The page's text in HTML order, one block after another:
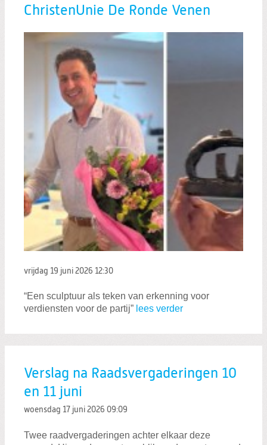
ChristenUnie De Ronde Venen
vrijdag 19 juni 2026 12:30
“Een sculptuur als teken van erkenning voor
verdiensten voor de partij” lees verder
Verslag na Raadsvergaderingen 10
en 11 juni
woensdag 17 juni 2026 09:09
Twee raadvergaderingen achter elkaar deze